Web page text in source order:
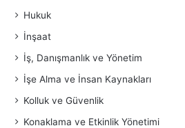
Hukuk
İnşaat
İş, Danışmanlık ve Yönetim
İşe Alma ve İnsan Kaynakları
Kolluk ve Güvenlik
Konaklama ve Etkinlik Yönetimi